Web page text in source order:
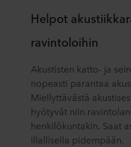
Helpot
ravintoloihin
Akustisten katto- ja
nopeasti parantaa
Miellyttävästä
hyötyvät niin
henkilökuntakin. Saat
illallisella pidempään.